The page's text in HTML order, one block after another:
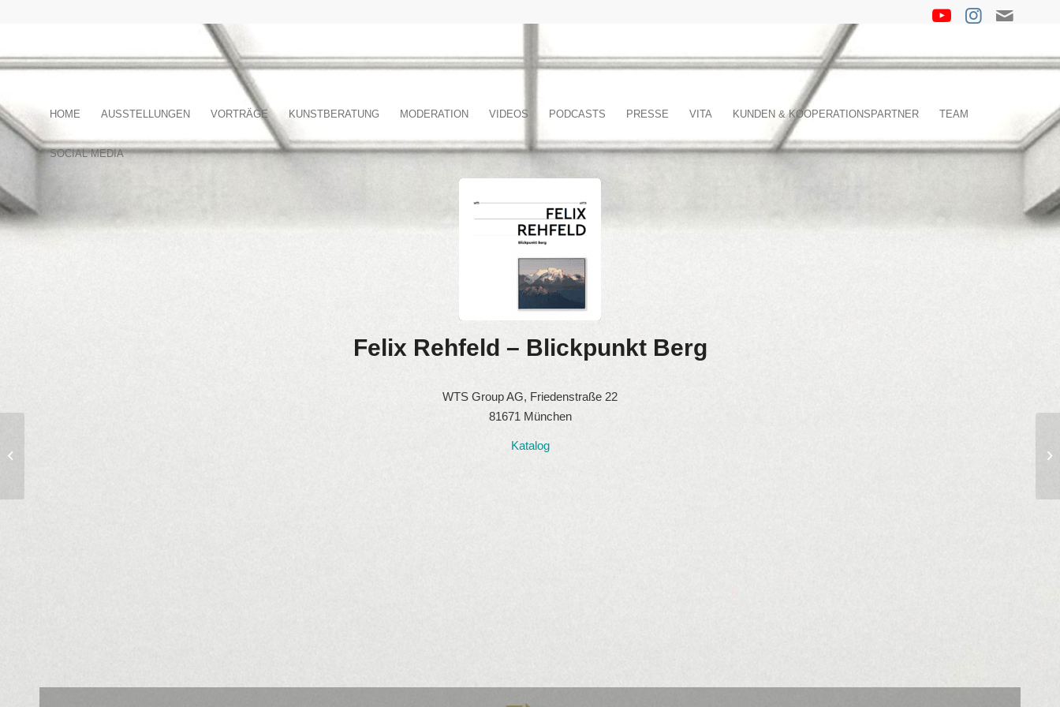
HOME AUSSTELLUNGEN VORTRÄGE KUNSTBERATUNG MODERATION VIDEOS PODCASTS PRESSE VITA KUNDEN & KOOPERATIONSPARTNER TEAM
SOCIAL MEDIA
Felix Rehfeld – Blickpunkt Berg
WTS Group AG, Friedenstraße 22
81671 München
Katalog